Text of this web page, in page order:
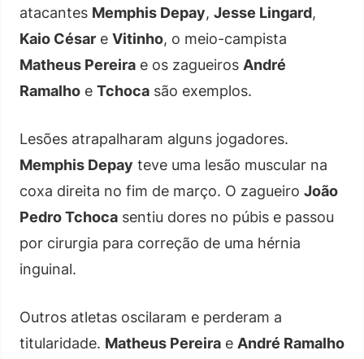
atacantes Memphis Depay, Jesse Lingard,
Kaio César e Vitinho, o meio-campista
Matheus Pereira e os zagueiros André
Ramalho e Tchoca são exemplos.
Lesões atrapalharam alguns jogadores.
Memphis Depay teve uma lesão muscular na
coxa direita no fim de março. O zagueiro João
Pedro Tchoca sentiu dores no púbis e passou
por cirurgia para correção de uma hérnia
inguinal.
Outros atletas oscilaram e perderam a
titularidade. Matheus Pereira e André Ramalho